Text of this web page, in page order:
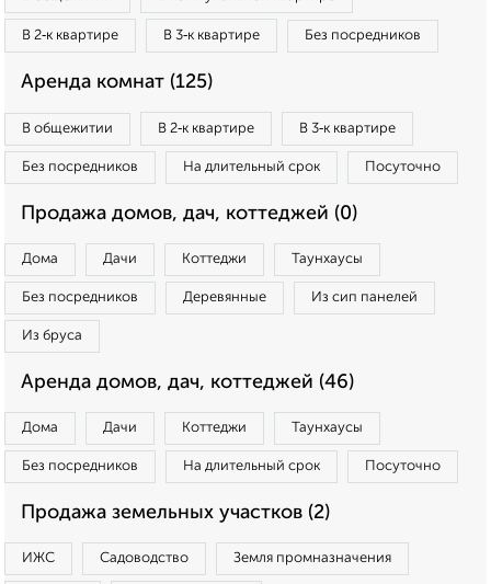
В 2‑к квартире В 3‑к квартире Без посредников
Аренда комнат (125)
В общежитии В 2‑к квартире В 3‑к квартире
Без посредников На длительный срок Посуточно
Продажа домов, дач, коттеджей (0)
Дома Дачи Коттеджи Таунхаусы
Без посредников Деревянные Из сип панелей
Из бруса
Аренда домов, дач, коттеджей (46)
Дома Дачи Коттеджи Таунхаусы
Без посредников На длительный срок Посуточно
Продажа земельных участков (2)
ИЖС Садоводство Земля промназначения